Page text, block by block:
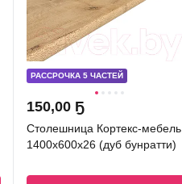
РАССРОЧКА 5 ЧАСТЕЙ
150,00 Ҕ
Столешница Кортекс-мебель
1400x600x26 (дуб бунратти)